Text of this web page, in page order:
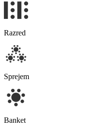
Razred
Sprejem
Banket